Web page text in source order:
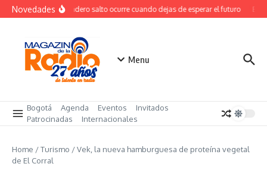
Saltar al contenido
NovedadesEl verdadero salto ocurre cuando dejas de esperar el futuro El
Menu
Bogotá Agenda Eventos
Invitados
Patrocinadas
Internacionales
Home /Turismo /Vek, la nueva hamburguesa de proteína vegetal
de El Corral